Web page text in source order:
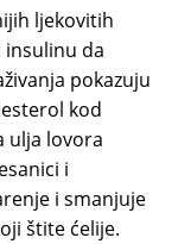
ljekovitih
insulinu da
pokazuju
kod
ulja lovora
i
i smanjuje
štite ćelije.